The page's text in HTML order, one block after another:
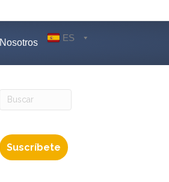
Nosotros ES
Suscríbete